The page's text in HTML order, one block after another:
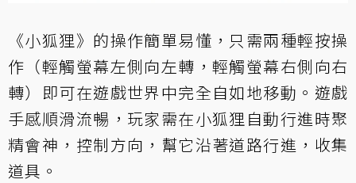
《小狐狸》的操作簡單易懂，只需兩種輕按操
作（輕觸螢幕左側向左轉，輕觸螢幕右側向右
轉）即可在遊戲世界中完全自如地移動。遊戲
手感順滑流暢，玩家需在小狐狸自動行進時聚
精會神，控制方向，幫它沿著道路行進，收集
道具。